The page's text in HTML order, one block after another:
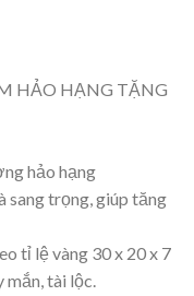
HẢO HẠNG TẶNG
hảo hạng
sang trọng, giúp tăng
tỉ lệ vàng 30 x 20 x 7
mắn, tài lộc.